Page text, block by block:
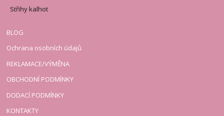
Střihy kalhot
BLOG
Ochrana osobních údajů
REKLAMACE/VÝMĚNA
OBCHODNÍ PODMÍNKY
DODACÍ PODMÍNKY
KONTAKTY